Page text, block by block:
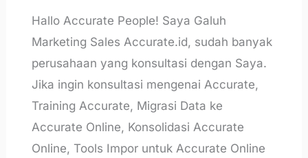
Hallo Accurate People! Saya Galuh
Marketing Sales Accurate.id, sudah banyak
perusahaan yang konsultasi dengan Saya.
Jika ingin konsultasi mengenai Accurate,
Training Accurate, Migrasi Data ke
Accurate Online, Konsolidasi Accurate
Online, Tools Impor untuk Accurate Online